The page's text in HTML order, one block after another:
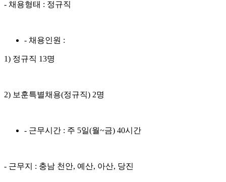
- 채용형태 : 정규직
- 채용인원 :
1) 정규직 13명
2) 보훈특별채용(정규직) 2명
- 근무시간 : 주 5일(월~금) 40시간
- 근무지 : 충남 천안, 예산, 아산, 당진